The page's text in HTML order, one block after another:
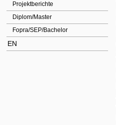
Projektberichte
Diplom/Master
Fopra/SEP/Bachelor
EN